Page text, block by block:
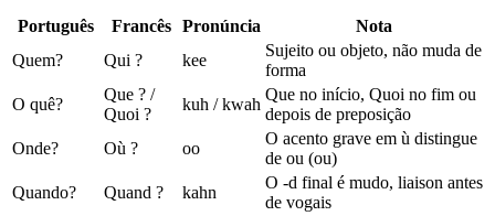
Português Francês Pronúncia
Nota
Quem?
Qui ? kee
Sujeito ou objeto, não muda de
forma
O quê?
Que ? /
Quoi ?
kuh / kwah
Que no início, Quoi no fim ou
depois de preposição
Onde?
Où ? oo
O acento grave em ù distingue
de ou (ou)
Quando?
Quand ? kahn
O -d final é mudo, liaison antes
de vogais